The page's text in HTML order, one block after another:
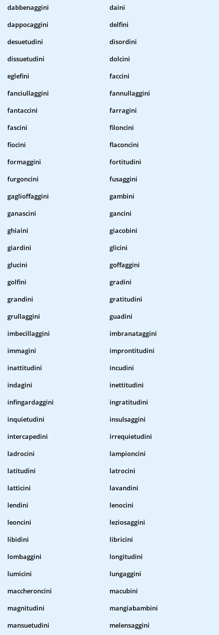
dabbenaggini
daini
dappocaggini
delfini
desuetudini
disordini
dissuetudini
dolcini
eglefini
faccini
fanciullaggini
fannullaggini
fantaccini
farragini
fascini
filoncini
fiocini
flaconcini
formaggini
fortitudini
furgoncini
fusaggini
gaglioffaggini
gambini
ganascini
gancini
ghiaini
giacobini
giardini
glicini
glucini
goffaggini
golfini
gradini
grandini
gratitudini
grullaggini
guadini
imbecillaggini
imbranataggini
immagini
improntitudini
inattitudini
incudini
indagini
inettitudini
infingardaggini
ingratitudini
inquietudini
insulsaggini
intercapedini
irrequietudini
ladrocini
lampioncini
latitudini
latrocini
latticini
lavandini
lendini
lenocini
leoncini
leziosaggini
libidini
libricini
lombaggini
longitudini
lumicini
lungaggini
maccheroncini
macubini
magnitudini
mangiabambini
mansuetudini
melensaggini